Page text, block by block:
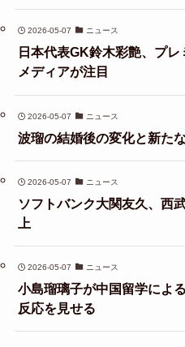
2026-05-07 ニュース
日本代表GK鈴木彩艶、プ
メディアが注目
2026-05-07 ニュース
波瑠の結婚後の変化と新た
2026-05-07 ニュース
ソフトバンク大関友久、西
上
2026-05-07 ニュース
小島瑠璃子が中国留学によ
反応を見せる